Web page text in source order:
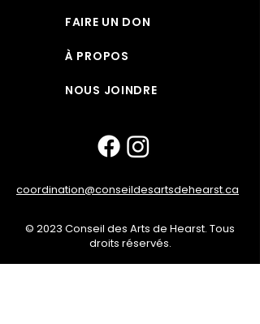
FAIRE UN DON
À PROPOS
NOUS JOINDRE
coordination@conseildesartsdehearst.ca
© 2023 Conseil des Arts de Hearst. Tous
droits réservés.